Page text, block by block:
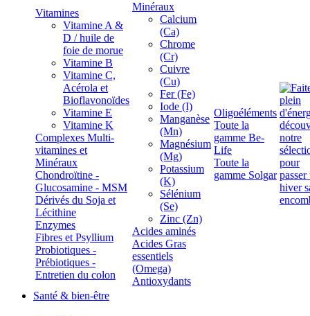
Vitamines
Vitamine A &
D / huile de
foie de morue
Vitamine B
Vitamine C,
Acérola et
Bioflavonoïdes
Vitamine E
Vitamine K
Complexes Multi-
vitamines et
Minéraux
Chondroïtine -
Glucosamine - MSM
Dérivés du Soja et
Lécithine
Enzymes
Fibres et Psyllium
Probiotiques -
Prébiotiques -
Entretien du colon
Minéraux
Calcium
(Ca)
Chrome
(Cr)
Cuivre
(Cu)
Fer (Fe)
Iode (I)
Manganèse
(Mn)
Magnésium
(Mg)
Potassium
(K)
Sélénium
(Se)
Zinc (Zn)
Acides aminés
Acides Gras
essentiels
(Omega)
Antioxydants
Oligoéléments
Toute la
gamme Be-
Life
Toute la
gamme Solgar
Santé & bien-être